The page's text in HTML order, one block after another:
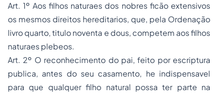
Art. 1º Aos filhos naturaes dos nobres ficão extensivos
os mesmos direitos hereditarios, que, pela Ordenação
livro quarto, titulo noventa e dous, competem aos filhos
naturaes plebeos.
Art. 2º O reconhecimento do pai, feito por escriptura
publica, antes do seu casamento, he indispensavel
para que qualquer filho natural possa ter parte na